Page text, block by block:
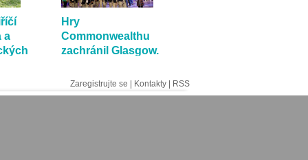
a
Hry
Commonwealthu
zachránil Glasgow.
zajistit Indie
Zaregistrujte se | Kontakty | RSS